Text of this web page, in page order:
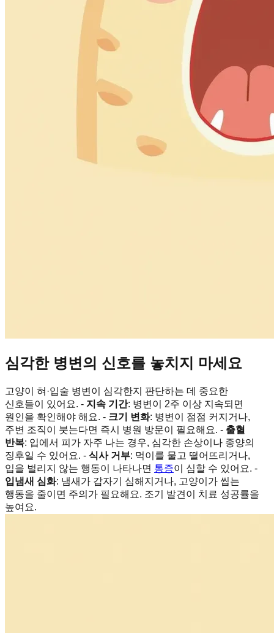
심각한 병변의 신호를 놓치지 마세요
고양이 혀·입술 병변이 심각한지 판단하는 데 중요한
신호들이 있어요. - 지속 기간: 병변이 2주 이상 지속되면
원인을 확인해야 해요. - 크기 변화: 병변이 점점 커지거나,
주변 조직이 붓는다면 즉시 병원 방문이 필요해요. - 출혈
반복: 입에서 피가 자주 나는 경우, 심각한 손상이나 종양의
징후일 수 있어요. - 식사 거부: 먹이를 물고 떨어뜨리거나,
입을 벌리지 않는 행동이 나타나면 통증이 심할 수 있어요. -
입냄새 심화: 냄새가 갑자기 심해지거나, 고양이가 씹는
행동을 줄이면 주의가 필요해요. 조기 발견이 치료 성공률을
높여요.